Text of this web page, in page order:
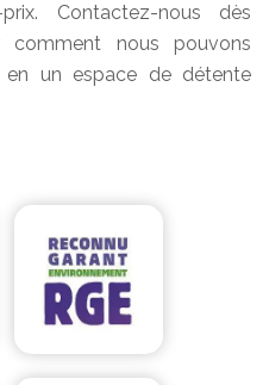
Contactez-nous dès
comment nous pouvons
en un espace de détente